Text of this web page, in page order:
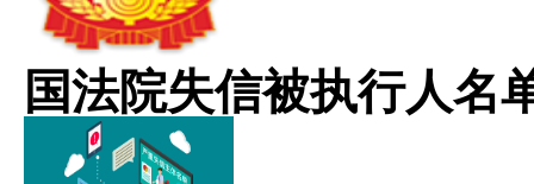
国法院失信被执行人名